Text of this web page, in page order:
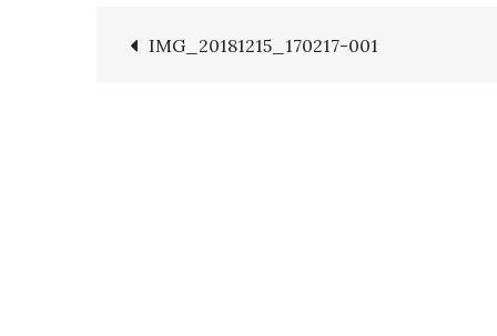
Post
IMG_20181215_170217-001